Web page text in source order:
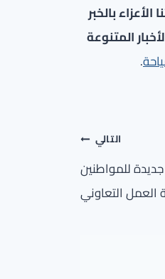
بالخبر
المتنوعة
.
التالي
للمواطنين
العمل التعاوني